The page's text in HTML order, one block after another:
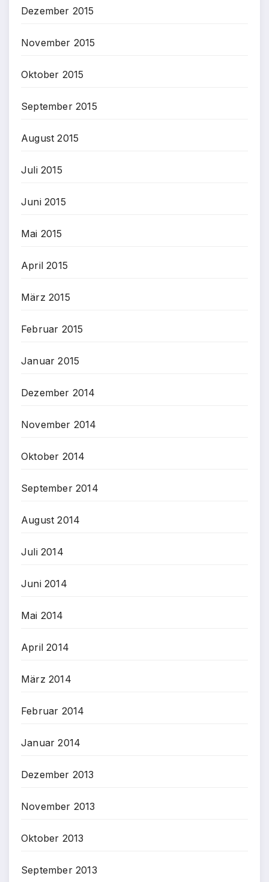
Dezember 2015
November 2015
Oktober 2015
September 2015
August 2015
Juli 2015
Juni 2015
Mai 2015
April 2015
März 2015
Februar 2015
Januar 2015
Dezember 2014
November 2014
Oktober 2014
September 2014
August 2014
Juli 2014
Juni 2014
Mai 2014
April 2014
März 2014
Februar 2014
Januar 2014
Dezember 2013
November 2013
Oktober 2013
September 2013